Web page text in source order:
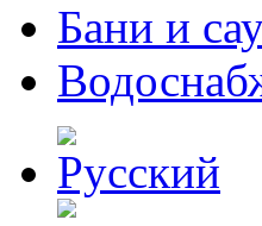
Бани и